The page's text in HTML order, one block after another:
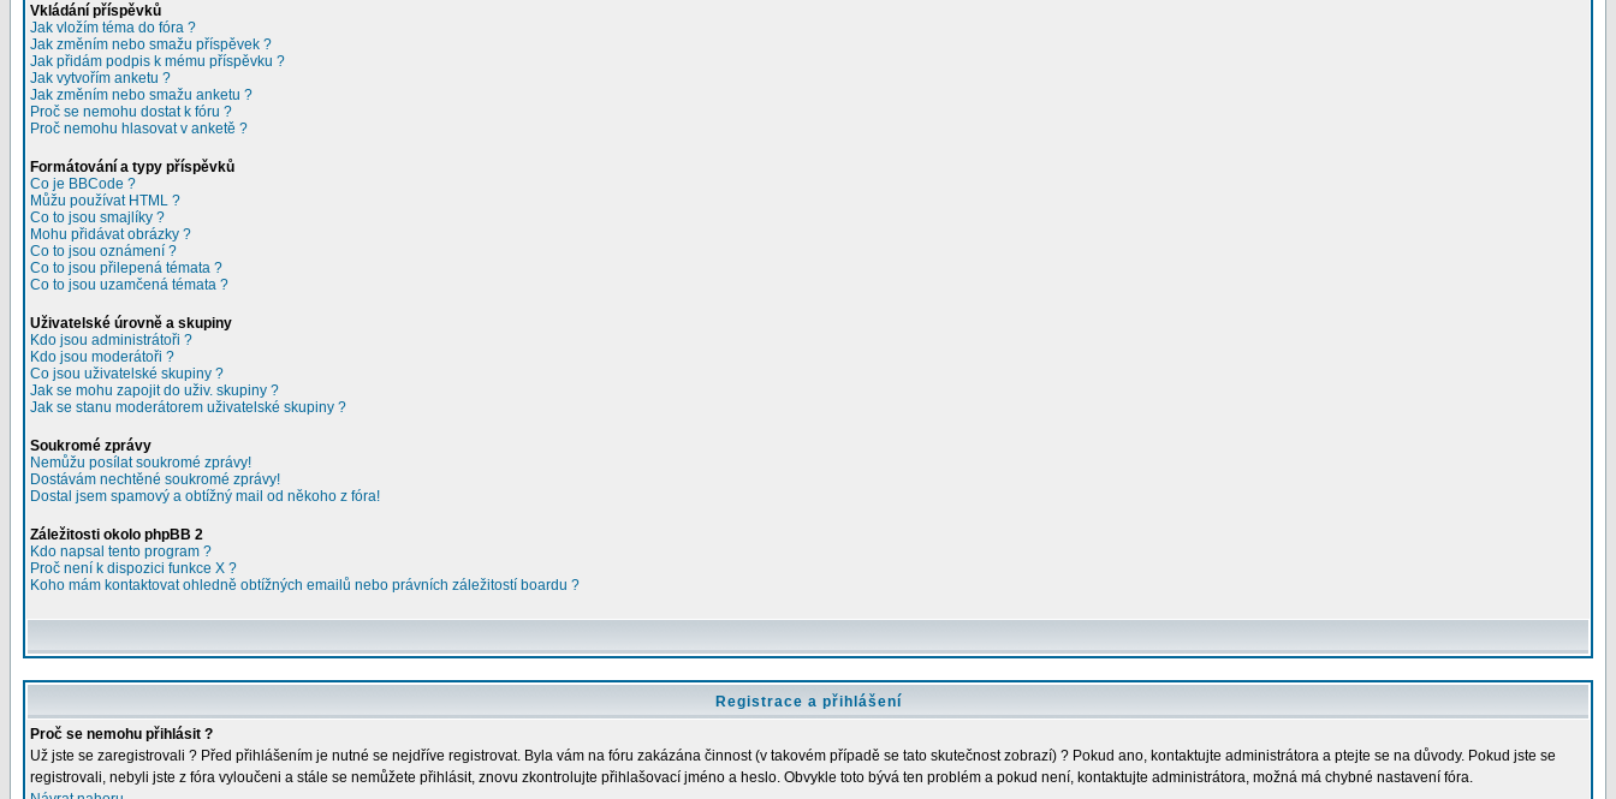
Vkládání příspěvků
Jak vložím téma do fóra ?
Jak změním nebo smažu příspěvek ?
Jak přidám podpis k mému příspěvku ?
Jak vytvořím anketu ?
Jak změním nebo smažu anketu ?
Proč se nemohu dostat k fóru ?
Proč nemohu hlasovat v anketě ?
Formátování a typy příspěvků
Co je BBCode ?
Můžu používat HTML ?
Co to jsou smajlíky ?
Mohu přidávat obrázky ?
Co to jsou oznámení ?
Co to jsou přilepená témata ?
Co to jsou uzamčená témata ?
Uživatelské úrovně a skupiny
Kdo jsou administrátoři ?
Kdo jsou moderátoři ?
Co jsou uživatelské skupiny ?
Jak se mohu zapojit do uživ. skupiny ?
Jak se stanu moderátorem uživatelské skupiny ?
Soukromé zprávy
Nemůžu posílat soukromé zprávy!
Dostávám nechtěné soukromé zprávy!
Dostal jsem spamový a obtížný mail od někoho z fóra!
Záležitosti okolo phpBB 2
Kdo napsal tento program ?
Proč není k dispozici funkce X ?
Koho mám kontaktovat ohledně obtížných emailů nebo právních záležitostí boardu ?
Registrace a přihlášení
Proč se nemohu přihlásit ?
Už jste se zaregistrovali ? Před přihlášením je nutné se nejdříve registrovat. Byla vám na fóru zakázána činnost (v takovém případě se tato skutečnost zobrazí) ? Pokud ano, kontaktujte administrátora a ptejte se na důvody. Pokud jste se
registrovali, nebyli jste z fóra vyloučeni a stále se nemůžete přihlásit, znovu zkontrolujte přihlašovací jméno a heslo. Obvykle toto bývá ten problém a pokud není, kontaktujte administrátora, možná má chybné nastavení fóra.